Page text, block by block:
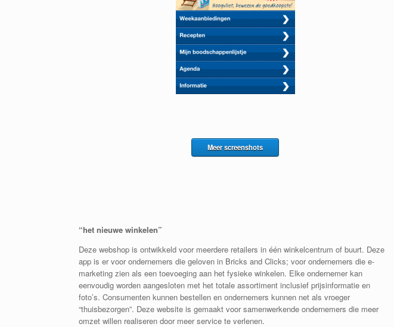
Meer screenshots
“het nieuwe winkelen”
Deze webshop is ontwikkeld voor meerdere retailers in één winkelcentrum of buurt. Deze
app is er voor ondernemers die geloven in Bricks and Clicks; voor ondernemers die e-
marketing zien als een toevoeging aan het fysieke winkelen. Elke ondernemer kan
eenvoudig worden aangesloten met het totale assortiment inclusief prijsinformatie en
foto’s. Consumenten kunnen bestellen en ondernemers kunnen net als vroeger
“thuisbezorgen”. Deze website is gemaakt voor samenwerkende ondernemers die meer
omzet willen realiseren door meer service te verlenen.